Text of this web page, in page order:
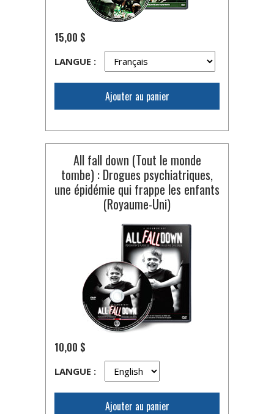
15,00 $
LANGUE :
Ajouter au panier
All fall down (Tout le monde
tombe) : Drogues psychiatriques,
une épidémie qui frappe les enfants
(Royaume-Uni)
10,00 $
LANGUE :
Ajouter au panier